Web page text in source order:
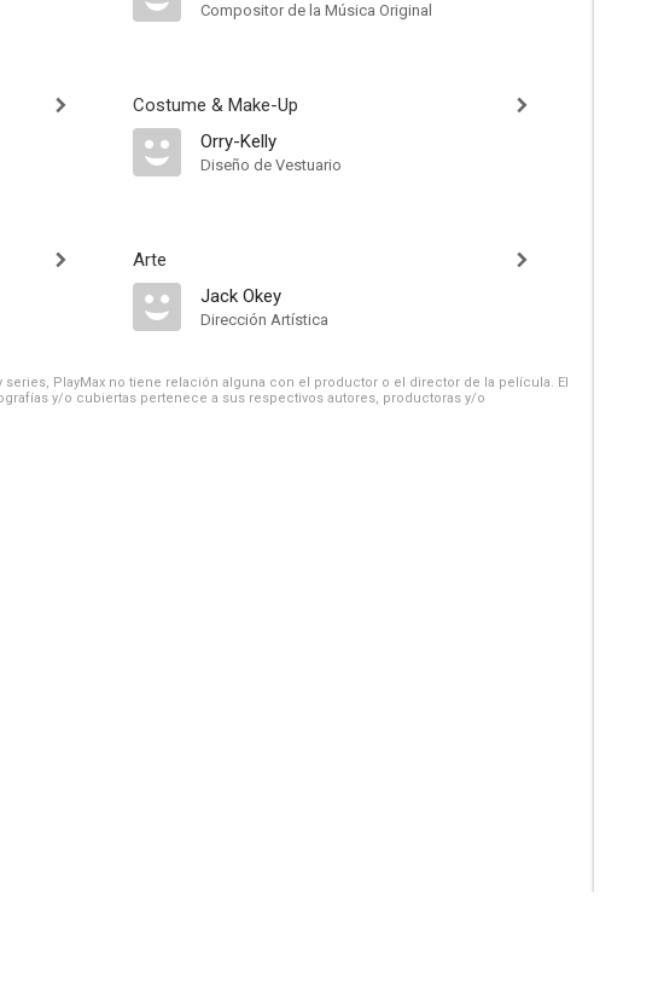
Compositor de la Música Original
Costume & Make-Up
Orry-Kelly
Diseño de Vestuario
Arte
Jack Okey
Dirección Artística
PlayMax no tiene relación alguna con el productor o el director de la película. El
y/o cubiertas pertenece a sus respectivos autores, productoras y/o